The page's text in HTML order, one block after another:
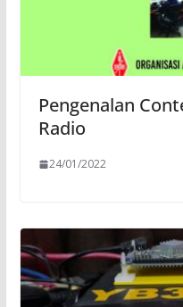
Pengenalan
Radio
24/01/2022